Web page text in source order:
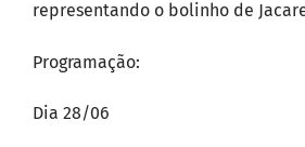
representando o bolinho de
Programação:
Dia 28/06